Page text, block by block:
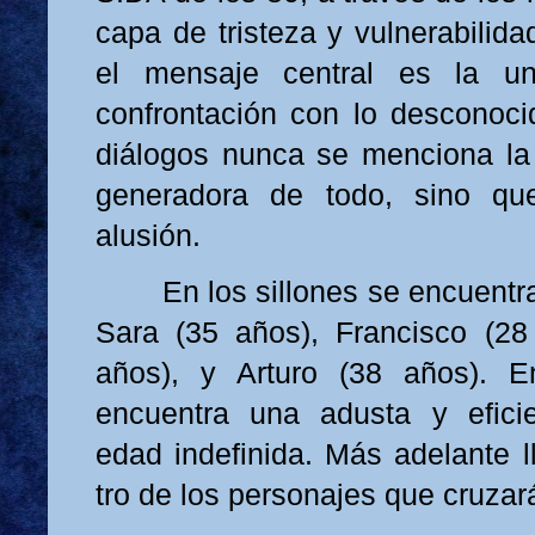
capa de tristeza y
el mensaje central es la
confrontación con lo
diálogos nunca se menciona
generadora de todo, sino
alusión.
En los sillones se
Sara (35 años), Francisco
años), y Arturo (38 años).
encuentra una adusta y
edad indefinida. Más adelante
tro de los personajes que